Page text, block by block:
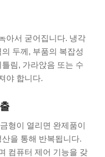
아서 굳어집니다. 냉각
두께, 부품의 복잡성
림, 가라앉음 또는 수
야 합니다.
형이 열리면 완제품이
을 통해 반복됩니다.
컴퓨터 제어 기능을 갖